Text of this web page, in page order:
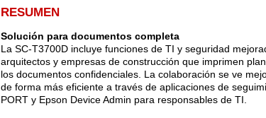
RESUMEN
Solución para documentos completa
La SC-T3700D incluye funciones de TI y seguridad
arquitectos y empresas de construcción que imprimen
los documentos confidenciales. La colaboración se ve
de forma más eficiente a través de aplicaciones de
PORT y Epson Device Admin para responsables de TI.